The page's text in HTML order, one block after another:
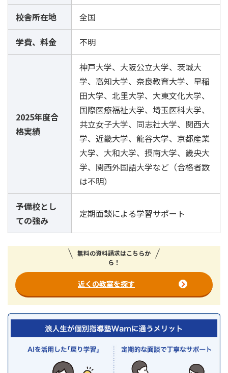
校舎所在地 全国
学費、料金 不明
2025年度合
格実績
神戸大学、大阪公立大学、茨城大
学、高知大学、奈良教育大学、早稲
田大学、北里大学、大東文化大学、
国際医療福祉大学、埼玉医科大学、
共立女子大学、同志社大学、関西大
学、近畿大学、龍谷大学、京都産業
大学、大和大学、摂南大学、畿央大
学、関西外国語大学など（合格者数
は不明）
予備校とし
ての強み
定期面談による学習サポート
無料の資料請求はこちらか
ら！
近くの教室を探す